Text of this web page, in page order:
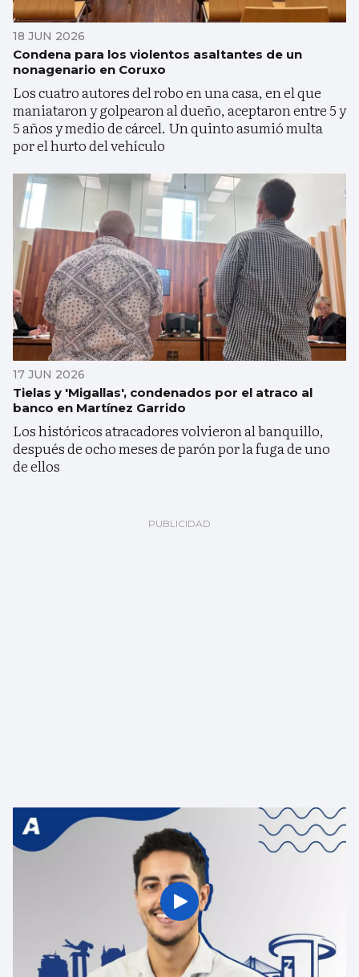
18 JUN 2026
Condena para los violentos asaltantes de un
nonagenario en Coruxo
Los cuatro autores del robo en una casa, en el que
maniataron y golpearon al dueño, aceptaron entre 5 y
5 años y medio de cárcel. Un quinto asumió multa
por el hurto del vehículo
17 JUN 2026
Tielas y 'Migallas', condenados por el atraco al
banco en Martínez Garrido
Los históricos atracadores volvieron al banquillo,
después de ocho meses de parón por la fuga de uno
de ellos